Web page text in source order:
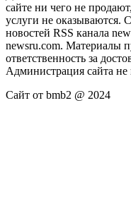
сайте ни чего не
услуги не оказываются.
новостей RSS канала
newsru.com. Материалы
ответственность за
Администрация сайта не
Сайт от bmb2 @ 2024